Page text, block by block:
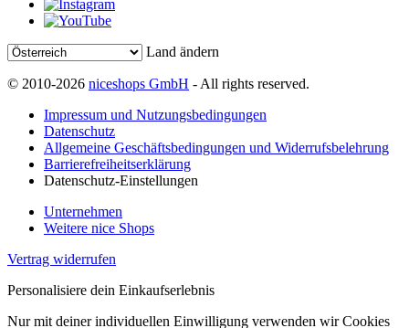
Land ändern
© 2010-2026 niceshops GmbH - All rights reserved.
Impressum und Nutzungsbedingungen
Datenschutz
Allgemeine Geschäftsbedingungen und Widerrufsbelehrung
Barrierefreiheitserklärung
Datenschutz-Einstellungen
Unternehmen
Weitere nice Shops
Vertrag widerrufen
Personalisiere dein Einkaufserlebnis
Nur mit deiner individuellen Einwilligung verwenden wir Cookies